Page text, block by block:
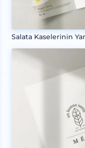
Salata Kaselerinin